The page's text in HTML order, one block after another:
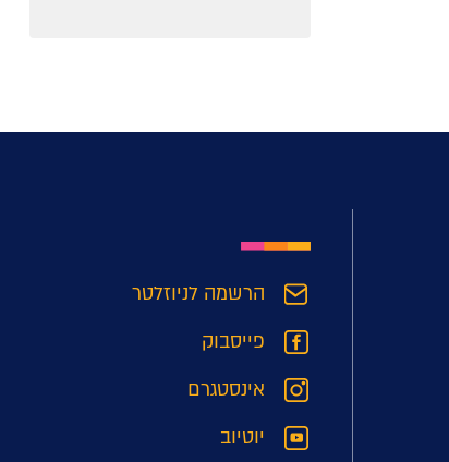
הרשמה לניוזלטר
פייסבוק
אינסטגרם
יוטיוב